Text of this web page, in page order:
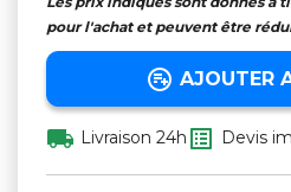
pour l'achat et peuvent être
 AJOUTER
 Livraison 24h  Devis